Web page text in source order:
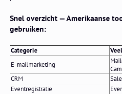
Snel overzicht — Amerikaanse
gebruiken:
Categorie
E-mailmarketing
CRM
Eventregistratie